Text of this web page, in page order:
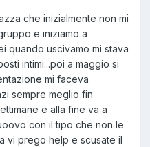
che inizialmente non mi
e iniziamo a
quando uscivamo mi stava
intimi...poi a maggio si
mi faceva
sempre meglio fin
e alla fine va a
con il tipo che non le
vi prego help e scusate il